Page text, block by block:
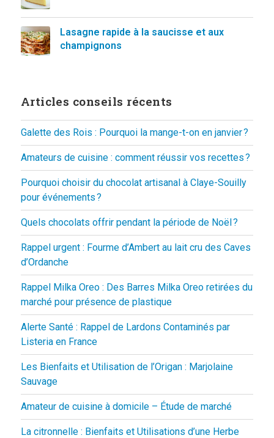
Lasagne rapide à la saucisse et aux
champignons
Articles conseils récents
Galette des Rois : Pourquoi la mange-t-on en janvier ?
Amateurs de cuisine : comment réussir vos recettes ?
Pourquoi choisir du chocolat artisanal à Claye-Souilly
pour événements ?
Quels chocolats offrir pendant la période de Noël ?
Rappel urgent : Fourme d’Ambert au lait cru des Caves
d’Ordanche
Rappel Milka Oreo : Des Barres Milka Oreo retirées du
marché pour présence de plastique
Alerte Santé : Rappel de Lardons Contaminés par
Listeria en France
Les Bienfaits et Utilisation de l’Origan : Marjolaine
Sauvage
Amateur de cuisine à domicile – Étude de marché
La citronnelle : Bienfaits et Utilisations d’une Herbe